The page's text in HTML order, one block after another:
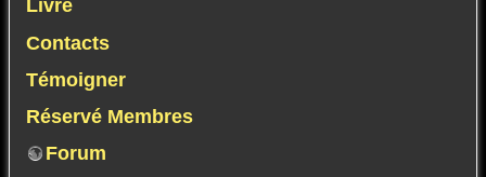
Livre
Contacts
Témoigner
Réservé Membres
Forum